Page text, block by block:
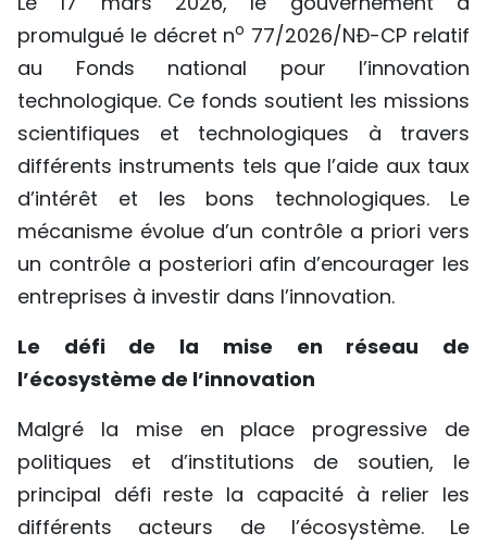
promulgué le décret no 77/2026/NĐ-CP relatif
au Fonds national pour l’innovation
technologique. Ce fonds soutient les missions
scientifiques et technologiques à travers
différents instruments tels que l’aide aux taux
d’intérêt et les bons technologiques. Le
mécanisme évolue d’un contrôle a priori vers
un contrôle a posteriori afin d’encourager les
entreprises à investir dans l’innovation.
Le défi de la mise en réseau de
l’écosystème de l’innovation
Malgré la mise en place progressive de
politiques et d’institutions de soutien, le
principal défi reste la capacité à relier les
différents acteurs de l’écosystème. Le